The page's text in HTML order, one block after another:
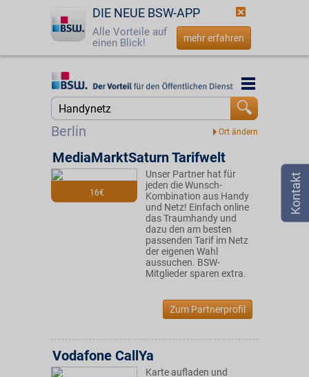
DIE NEUE BSW-APP
Alle Vorteile auf
einen Blick!
mehr erfahren
Startseite
Jetzt BSW-Mitglied werden
Login
☎ 0800 - 279 25 82
Berlin
Startseite
Suche
16€
MediaMarktSaturn Tarifwelt
Unser Partner hat für
jeden die Wunsch-
Kombination aus Handy
und Netz! Einfach online
das Traumhandy und
dazu den am besten
passenden Tarif im Netz
der eigenen Wahl
aussuchen. BSW-
Mitglieder sparen extra.
Zum Partnerprofil
Vodafone CallYa
Karte aufladen und